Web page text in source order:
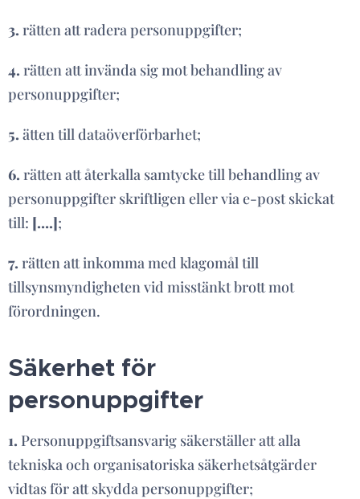
3. rätten att radera personuppgifter;
4. rätten att invända sig mot behandling av
personuppgifter;
5. ätten till dataöverförbarhet;
6. rätten att återkalla samtycke till behandling av
personuppgifter skriftligen eller via e-post skickat
till: [….];
7. rätten att inkomma med klagomål till
tillsynsmyndigheten vid misstänkt brott mot
förordningen.
Säkerhet för
personuppgifter
1. Personuppgiftsansvarig säkerställer att alla
tekniska och organisatoriska säkerhetsåtgärder
vidtas för att skydda personuppgifter;